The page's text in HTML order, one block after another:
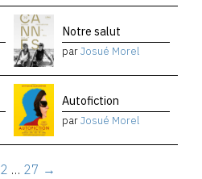
Notre salut
parJosué Morel
Autofiction
parJosué Morel
2 … 27 →